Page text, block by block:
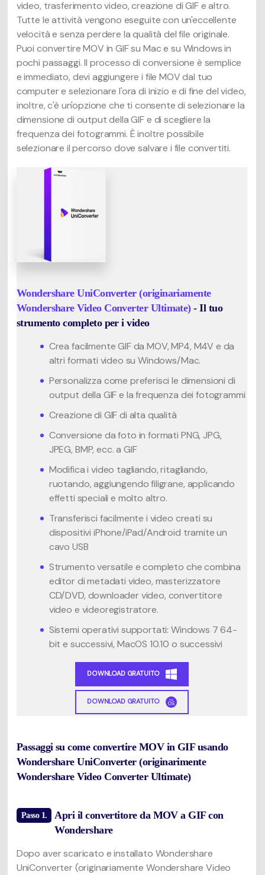
video, trasferimento video, creazione di GIF e altro.
Tutte le attività vengono eseguite con un'eccellente
velocità e senza perdere la qualità del file originale.
Puoi convertire MOV in GIF su Mac e su Windows in
pochi passaggi. Il processo di conversione è semplice
e immediato, devi aggiungere i file MOV dal tuo
computer e selezionare l'ora di inizio e di fine del video,
inoltre, c'è un'opzione che ti consente di selezionare la
dimensione di output della GIF e di scegliere la
frequenza dei fotogrammi. È inoltre possibile
selezionare il percorso dove salvare i file convertiti.
Wondershare UniConverter (originariamente
Wondershare Video Converter Ultimate) - Il tuo
strumento completo per i video
Crea facilmente GIF da MOV, MP4, M4V e da
altri formati video su Windows/Mac.
Personalizza come preferisci le dimensioni di
output della GIF e la frequenza dei fotogrammi
Creazione di GIF di alta qualità
Conversione da foto in formati PNG, JPG,
JPEG, BMP, ecc. a GIF
Modifica i video tagliando, ritagliando,
ruotando, aggiungendo filigrane, applicando
effetti speciali e molto altro.
Transferisci facilmente i video creati su
dispositivi iPhone/iPad/Android tramite un
cavo USB
Strumento versatile e completo che combina
editor di metadati video, masterizzatore
CD/DVD, downloader video, convertitore
video e videoregistratore.
Sistemi operativi supportati: Windows 7 64-
bit e successivi, MacOS 10.10 o successivi
DOWNLOAD GRATUITO
DOWNLOAD GRATUITO
Passaggi su come convertire MOV in GIF usando
Wondershare UniConverter (originarimente
Wondershare Video Converter Ultimate)
Passo 1.
Apri il convertitore da MOV a GIF con
Wondershare
Dopo aver scaricato e installato Wondershare
UniConverter (originariamente Wondershare Video